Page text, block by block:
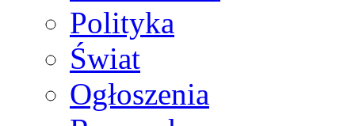
Polityka
Świat
Ogłoszenia